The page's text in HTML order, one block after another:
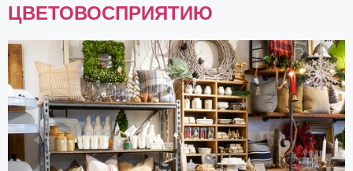
ЦВЕТОВОСПРИЯТИЮ